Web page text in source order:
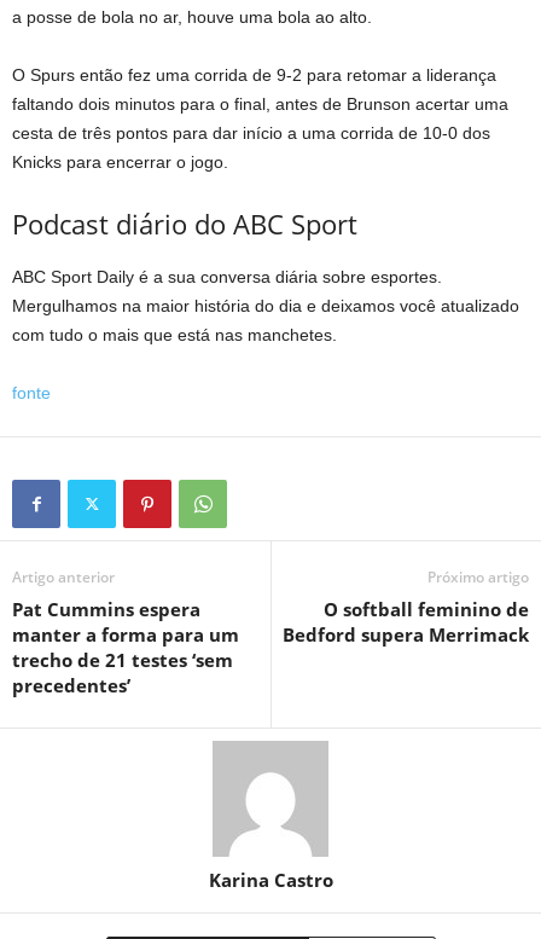
a posse de bola no ar, houve uma bola ao alto.
O Spurs então fez uma corrida de 9-2 para retomar a liderança
faltando dois minutos para o final, antes de Brunson acertar uma
cesta de três pontos para dar início a uma corrida de 10-0 dos
Knicks para encerrar o jogo.
Podcast diário do ABC Sport
ABC Sport Daily é a sua conversa diária sobre esportes.
Mergulhamos na maior história do dia e deixamos você atualizado
com tudo o mais que está nas manchetes.
fonte
Artigo anterior
Pat Cummins espera
manter a forma para um
trecho de 21 testes ‘sem
precedentes’
Próximo artigo
O softball feminino de
Bedford supera Merrimack
Karina Castro